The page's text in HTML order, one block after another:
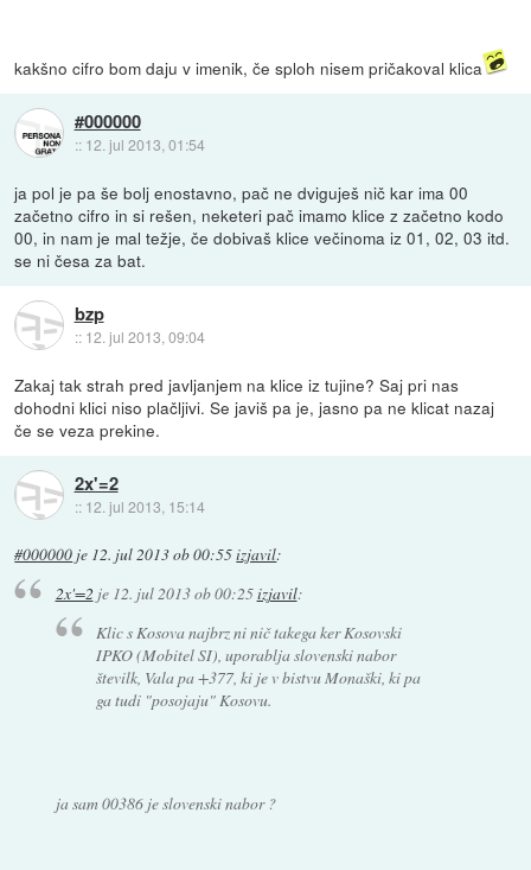
kakšno cifro bom daju v imenik, če sploh nisem pričakoval klica
#000000
:: 12. jul 2013, 01:54
ja pol je pa še bolj enostavno, pač ne dviguješ nič kar ima 00
začetno cifro in si rešen, neketeri pač imamo klice z začetno kodo
00, in nam je mal težje, če dobivaš klice večinoma iz 01, 02, 03 itd.
se ni česa za bat.
bzp
:: 12. jul 2013, 09:04
Zakaj tak strah pred javljanjem na klice iz tujine? Saj pri nas
dohodni klici niso plačljivi. Se javiš pa je, jasno pa ne klicat nazaj
če se veza prekine.
2x'=2
:: 12. jul 2013, 15:14
#000000 je 12. jul 2013 ob 00:55izjavil:
2x'=2je 12. jul 2013 ob 00:25izjavil:
Klic s Kosova najbrz ni nič takega ker Kosovski
IPKO (Mobitel SI), uporablja slovenski nabor
številk, Vala pa +377, ki je v bistvu Monaški, ki pa
ga tudi "posojaju" Kosovu.
ja sam 00386 je slovenski nabor ?